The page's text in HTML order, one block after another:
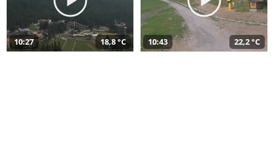
10:27 18,8 °C 10:43 22,2 °C